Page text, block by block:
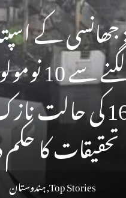
جھانسی کے
آگ لگنے
16 کی حالت
تحقیقات کا حکم
Top Stories
,ہندوستان